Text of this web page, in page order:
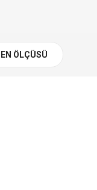
ÖLÇÜSÜ